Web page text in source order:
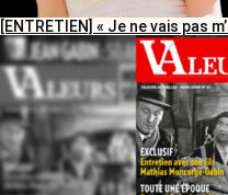
[ENTRETIEN] « Je ne vais pas